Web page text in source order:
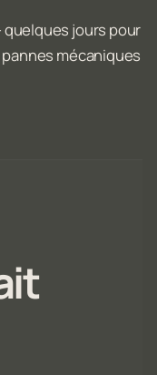
jours pour
mécaniques